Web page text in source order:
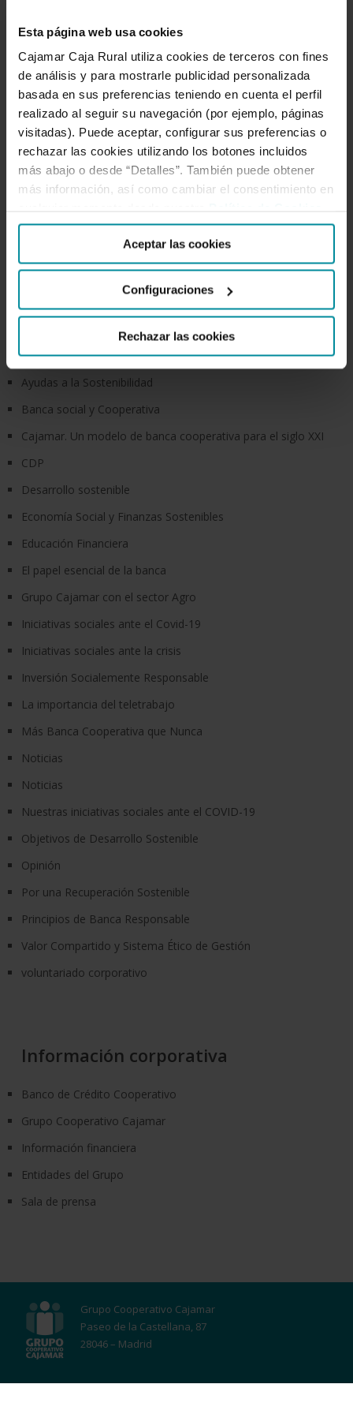
Esta página web usa cookies
Cajamar Caja Rural utiliza cookies de terceros con fines
de análisis y para mostrarle publicidad personalizada
basada en sus preferencias teniendo en cuenta el perfil
realizado al seguir su navegación (por ejemplo, páginas
visitadas). Puede aceptar, configurar sus preferencias o
rechazar las cookies utilizando los botones incluidos
más abajo o desde “Detalles”. También puede obtener
más información, así como cambiar el consentimiento en
Aceptar las cookies
Configuraciones
Rechazar las cookies
Prevención del blanqueo de capitales y de la financiación
del terrorismo
Código de buenas prácticas bancarias
Reglamento interno de conducta en el Mercado de
Directiva MiFID
“Contribución a la economía española”
“Contribución a la economía española” Impactos sobre la
Ayudas a la Sostenibilidad
Ayudas a la Sostenibilidad
Banca social y Cooperativa
Cajamar. Un modelo de banca cooperativa para el siglo XXI
CDP
Desarrollo sostenible
Economía Social y Finanzas Sostenibles
Educación Financiera
El papel esencial de la banca
Grupo Cajamar con el sector Agro
Iniciativas sociales ante el Covid-19
Iniciativas sociales ante la crisis
Inversión Socialemente Responsable
La importancia del teletrabajo
Más Banca Cooperativa que Nunca
Noticias
Noticias
Nuestras iniciativas sociales ante el COVID-19
Objetivos de Desarrollo Sostenible
Opinión
Por una Recuperación Sostenible
Principios de Banca Responsable
Valor Compartido y Sistema Ético de Gestión
voluntariado corporativo
Información corporativa
Banco de Crédito Cooperativo
Grupo Cooperativo Cajamar
Información financiera
Entidades del Grupo
Sala de prensa
Grupo Cooperativo Cajamar
Paseo de la Castellana, 87
28046 – Madrid